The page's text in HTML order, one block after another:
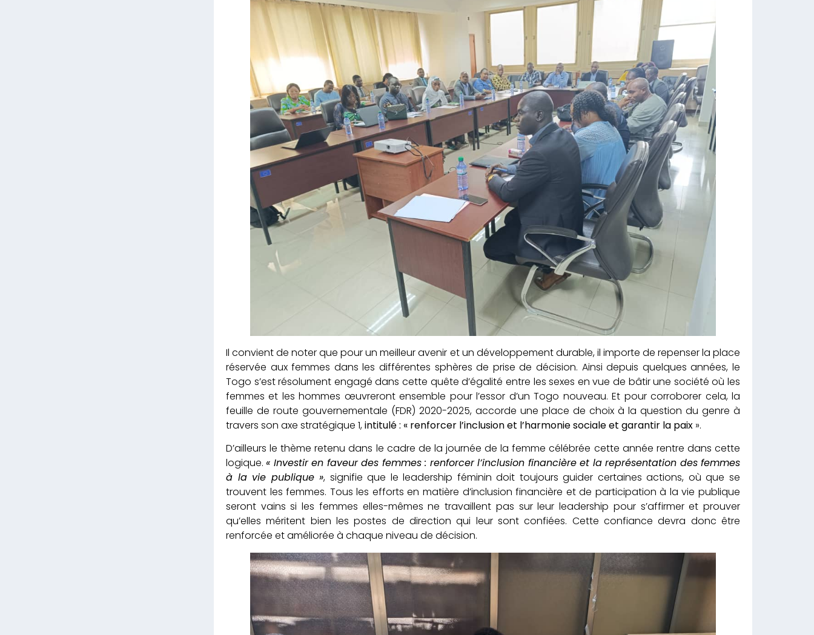
Il convient de noter que pour un meilleur avenir et un développement durable, il importe de repenser la place
réservée aux femmes dans les différentes sphères de prise de décision. Ainsi depuis quelques années, le
Togo s’est résolument engagé dans cette quête d’égalité entre les sexes en vue de bâtir une société où les
femmes et les hommes œuvreront ensemble pour l’essor d’un Togo nouveau. Et pour corroborer cela, la
feuille de route gouvernementale (FDR) 2020-2025, accorde une place de choix à la question du genre à
travers son axe stratégique 1,intitulé : « renforcer l’inclusion et l’harmonie sociale et garantir la paix ».
D’ailleurs le thème retenu dans le cadre de la journée de la femme célébrée cette année rentre dans cette
logique.« Investir en faveur des femmes : renforcer l’inclusion financière et la représentation des femmes
à la vie publique », signifie que le leadership féminin doit toujours guider certaines actions, où que se
trouvent les femmes. Tous les efforts en matière d’inclusion financière et de participation à la vie publique
seront vains si les femmes elles-mêmes ne travaillent pas sur leur leadership pour s’affirmer et prouver
qu’elles méritent bien les postes de direction qui leur sont confiées. Cette confiance devra donc être
renforcée et améliorée à chaque niveau de décision.